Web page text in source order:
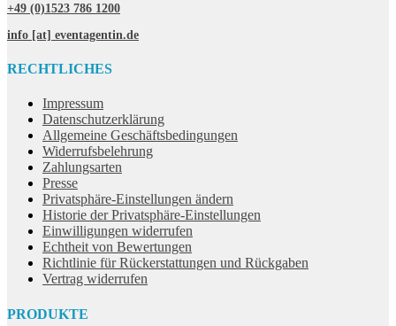
+49 (0)1523 786 1200
info [at] eventagentin.de
RECHTLICHES
Impressum
Datenschutzerklärung
Allgemeine Geschäftsbedingungen
Widerrufsbelehrung
Zahlungsarten
Presse
Privatsphäre-Einstellungen ändern
Historie der Privatsphäre-Einstellungen
Einwilligungen widerrufen
Echtheit von Bewertungen
Richtlinie für Rückerstattungen und Rückgaben
Vertrag widerrufen
PRODUKTE